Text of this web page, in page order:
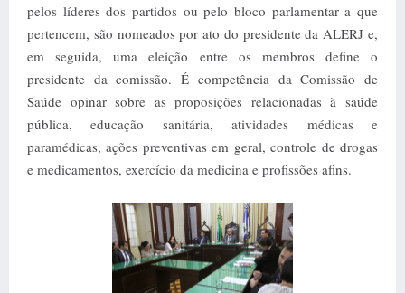
pelos líderes dos partidos ou pelo bloco parlamentar a que
pertencem, são nomeados por ato do presidente da ALERJ e,
em seguida, uma eleição entre os membros define o
presidente da comissão. É competência da Comissão de
Saúde opinar sobre as proposições relacionadas à saúde
pública, educação sanitária, atividades médicas e
paramédicas, ações preventivas em geral, controle de drogas
e medicamentos, exercício da medicina e profissões afins.